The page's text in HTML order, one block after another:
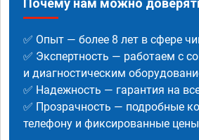
Почему нам можно
✅ Опыт — более 8 лет в сфере
✅ Экспертность — работаем с
и диагностическим
✅ Надежность — гарантия на
✅ Прозрачность — подробные
телефону и фиксированные